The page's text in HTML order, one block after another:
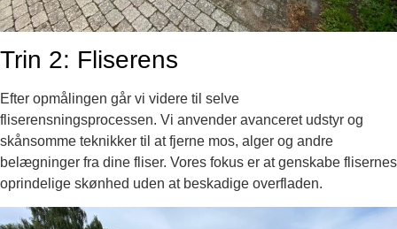
Trin 2: Fliserens
Efter opmålingen går vi videre til selve
fliserensningsprocessen. Vi anvender avanceret udstyr og
skånsomme teknikker til at fjerne mos, alger og andre
belægninger fra dine fliser. Vores fokus er at genskabe flisernes
oprindelige skønhed uden at beskadige overfladen.